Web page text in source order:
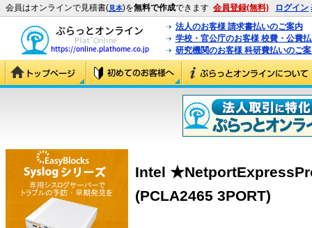
会員はオンラインで見積書(見本)を無料で作成できます 会員登録(無料) ログイン
法人のお客様 請求書払いのご案内
学校・官公庁のお客様 校費・公費
研究機関のお客様 科研費払いのご
Intel
(PCLA2465 3PORT)